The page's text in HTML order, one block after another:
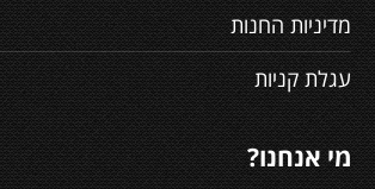
מדיניות החנות
עגלת קניות
מי אנחנו?